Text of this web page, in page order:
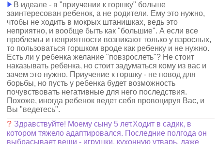
В идеале - в "приучении к горшку" больше
заинтересован ребенок, а не родители. Ему это нужно,
чтобы не ходить в мокрых штанишках, ведь это
неприятно, и вообще быть как "большие". А если все
проблемы и неприятности возникают только у взрослых,
то пользоваться горшком вроде как ребенку и не нужно.
Есть ли у ребенка желание "повзрослеть"? Не стоит
наказывать ребенка, но стоит задуматься кому из вас и
зачем это нужно. Приучение к горшку - не повод для
борьбы, но пусть у ребенка будет возможность
почувствовать негативные для него последствия.
Похоже, иногда ребенок ведет себя провоцируя Вас, и
Вы "ведетесь".
? Здравствуйте! Моему сыну 5 лет.Ходит в садик, в
котором тяжело адаптировался. Последние полгода он
выбрасывает вещи - игрушки, кухонную утварь, даже